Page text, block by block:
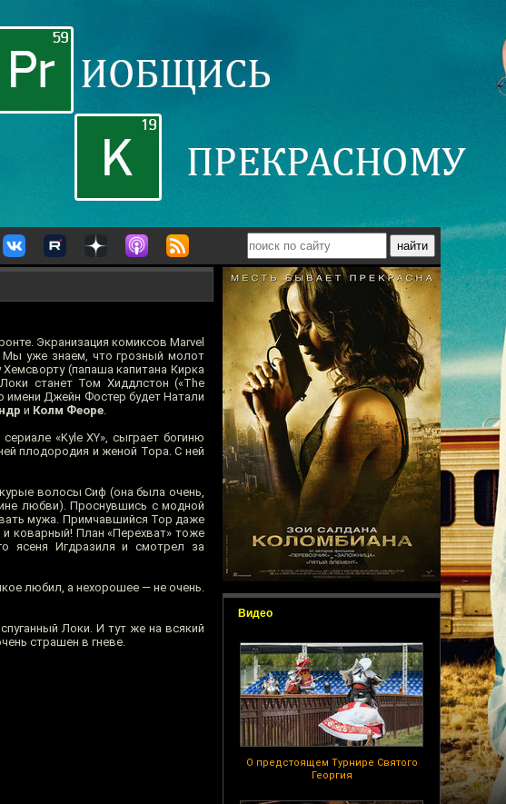
Видео
О предстоящем Турнире Святого
Георгия
Экранизация комиксов Marvel
Мы уже знаем, что грозный молот
(папаша капитана Кирка
станет Том Хиддлстон («The
имени Джейн Фостер будет Натали
и Колм Феоре.
«Kyle XY», сыграет богиню
плодородия и женой Тора. С ней
волосы Сиф (она была очень,
любви). Проснувшись с модной
мужа. Примчавшийся Тор даже
коварный! План «Перехват» тоже
ясеня Игдразиля и смотрел за
любил, а нехорошее — не очень.
Локи. И тут же на всякий
страшен в гневе.